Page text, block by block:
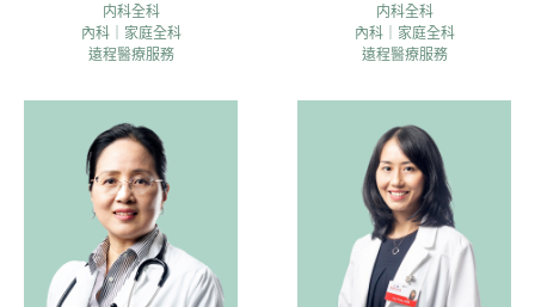
内科全科
內科｜家庭全科
遠程醫療服務
内科全科
內科｜家庭全科
遠程醫療服務